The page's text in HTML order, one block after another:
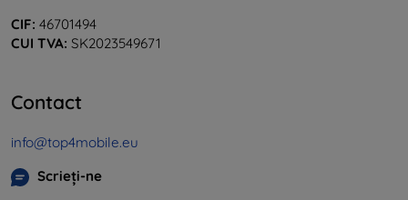
CIF: 46701494
CUI TVA: SK2023549671
Contact
info@top4mobile.eu
Scrieți-ne